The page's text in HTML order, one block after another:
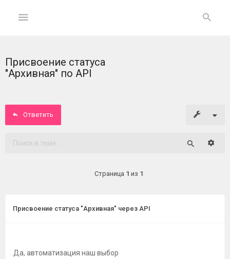
ГЛАВНАЯ
Вход
Присвоение статуса
"Архивная" по API
Ответить
Страница 1 из 1
Присвоение статуса "Архивная" через API
Да, автоматизация наш выбор